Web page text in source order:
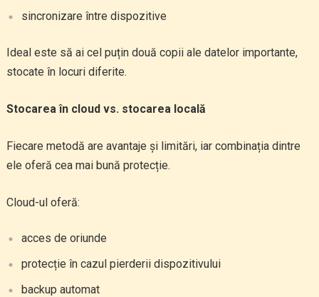
sincronizare între dispozitive
Ideal este să ai cel puțin două copii ale datelor importante,
stocate în locuri diferite.
Stocarea în cloud vs. stocarea locală
Fiecare metodă are avantaje și limitări, iar combinația dintre
ele oferă cea mai bună protecție.
Cloud-ul oferă:
acces de oriunde
protecție în cazul pierderii dispozitivului
backup automat